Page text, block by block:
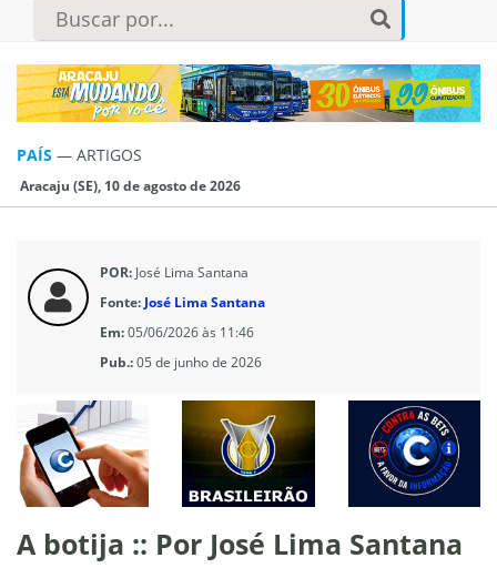
PAÍS — ARTIGOS
Aracaju (SE), 10 de agosto de 2026
POR: José Lima Santana
Fonte: José Lima Santana
Em:05/06/2026 às 11:46
Pub.:05 de junho de 2026
A botija :: Por José Lima Santana